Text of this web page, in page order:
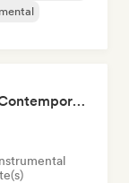
Focusing Minimal piano & Contemporary classical music